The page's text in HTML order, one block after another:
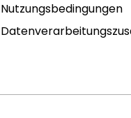
Nutzungsbedingungen